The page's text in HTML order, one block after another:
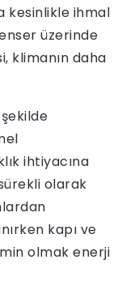
kesinlikle ihmal
üzerinde
klimanın daha
ihtiyacına
olarak
kapı ve
olmak enerji